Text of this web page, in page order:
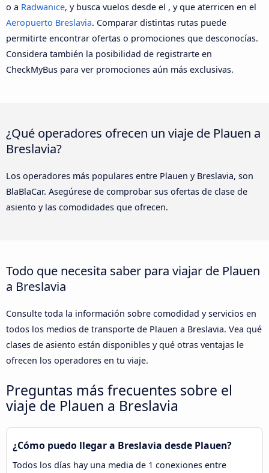
o a Radwanice, y busca vuelos desde el , y que aterricen en el
Aeropuerto Breslavia. Comparar distintas rutas puede
permitirte encontrar ofertas o promociones que desconocías.
Considera también la posibilidad de registrarte en
CheckMyBus para ver promociones aún más exclusivas.
¿Qué operadores ofrecen un viaje de Plauen a
Breslavia?
Los operadores más populares entre Plauen y Breslavia, son
BlaBlaCar. Asegúrese de comprobar sus ofertas de clase de
asiento y las comodidades que ofrecen.
Todo que necesita saber para viajar de Plauen
a Breslavia
Consulte toda la información sobre comodidad y servicios en
todos los medios de transporte de Plauen a Breslavia. Vea qué
clases de asiento están disponibles y qué otras ventajas le
ofrecen los operadores en tu viaje.
Preguntas más frecuentes sobre el
viaje de Plauen a Breslavia
¿Cómo puedo llegar a Breslavia desde Plauen?
Todos los días hay una media de 1 conexiones entre